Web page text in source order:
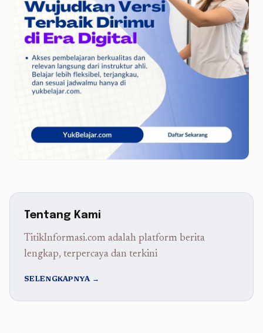
Tentang Kami
TitikInformasi.com adalah platform berita
lengkap, terpercaya dan terkini
SELENGKAPNYA →